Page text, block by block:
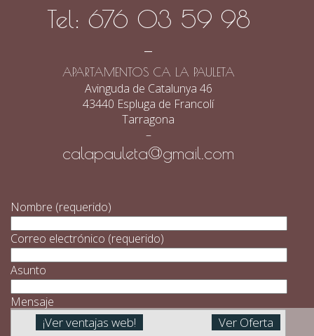
¡Ver ventajas web! Ver Oferta
Tel: 676 03 59 98
–
APARTAMENTOS CA LA PAULETA
Avinguda de Catalunya 46
43440 Espluga de Francolí
Tarragona
–
calapauleta@gmail.com
Nombre (requerido)
Correo electrónico (requerido)
Asunto
Mensaje